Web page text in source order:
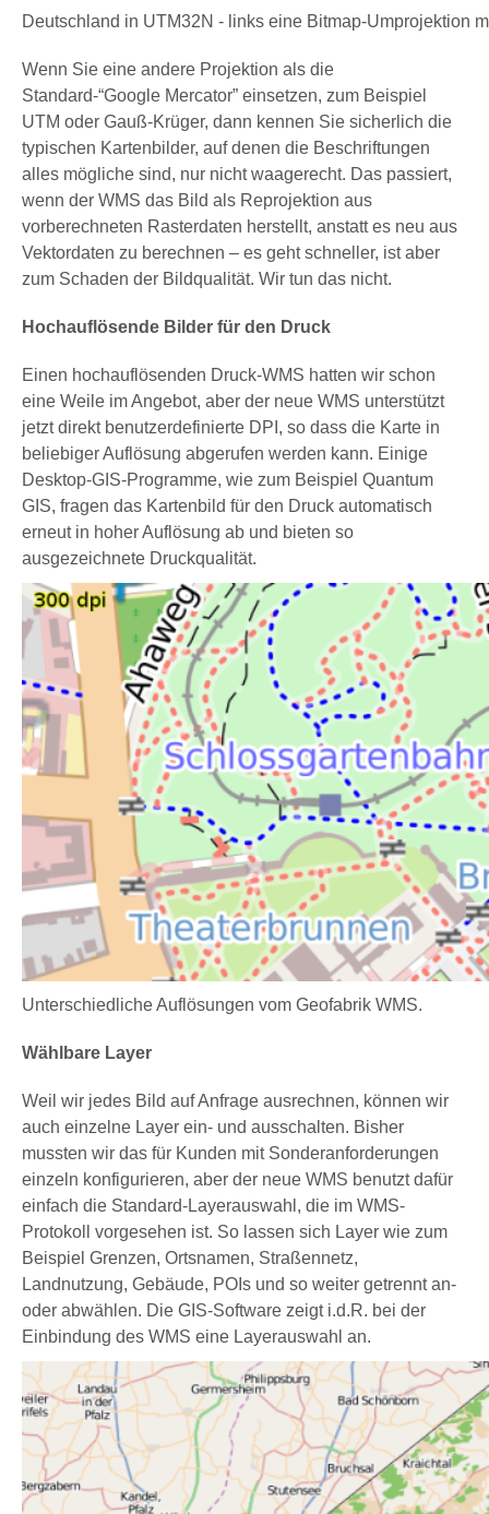
Deutschland in UTM32N - links eine Bitmap-Umprojektion
Wenn Sie eine andere Projektion als die
Standard-“Google Mercator” einsetzen, zum Beispiel
UTM oder Gauß-Krüger, dann kennen Sie sicherlich die
typischen Kartenbilder, auf denen die Beschriftungen
alles mögliche sind, nur nicht waagerecht. Das passiert,
wenn der WMS das Bild als Reprojektion aus
vorberechneten Rasterdaten herstellt, anstatt es neu aus
Vektordaten zu berechnen – es geht schneller, ist aber
zum Schaden der Bildqualität. Wir tun das nicht.
Hochauflösende Bilder für den Druck
Einen hochauflösenden Druck-WMS hatten wir schon
eine Weile im Angebot, aber der neue WMS unterstützt
jetzt direkt benutzerdefinierte DPI, so dass die Karte in
beliebiger Auflösung abgerufen werden kann. Einige
Desktop-GIS-Programme, wie zum Beispiel Quantum
GIS, fragen das Kartenbild für den Druck automatisch
erneut in hoher Auflösung ab und bieten so
ausgezeichnete Druckqualität.
Unterschiedliche Auflösungen vom Geofabrik WMS.
Wählbare Layer
Weil wir jedes Bild auf Anfrage ausrechnen, können wir
auch einzelne Layer ein- und ausschalten. Bisher
mussten wir das für Kunden mit Sonderanforderungen
einzeln konfigurieren, aber der neue WMS benutzt dafür
einfach die Standard-Layerauswahl, die im WMS-
Protokoll vorgesehen ist. So lassen sich Layer wie zum
Beispiel Grenzen, Ortsnamen, Straßennetz,
Landnutzung, Gebäude, POIs und so weiter getrennt an-
oder abwählen. Die GIS-Software zeigt i.d.R. bei der
Einbindung des WMS eine Layerauswahl an.